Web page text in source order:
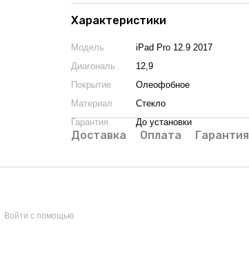
Характеристики
Модель
iPad Pro 12.9 2017
Диагональ
12,9
Покрытие
Олеофобное
Материал
Стекло
Гарантия
До установки
Доставка Оплата Гарантия
Войти с помощью